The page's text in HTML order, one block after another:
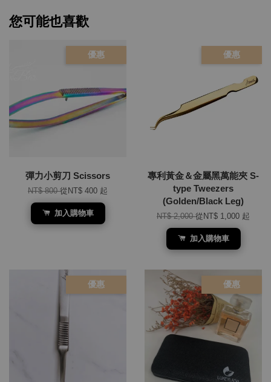
您可能也喜歡
優惠
彈力小剪刀 Scissors
NT$ 800從 NT$ 400 起
加入購物車
優惠
專利黃金＆金屬黑萬能夾 S-
type Tweezers
(Golden/Black Leg)
NT$ 2,000從 NT$ 1,000 起
加入購物車
優惠 優惠